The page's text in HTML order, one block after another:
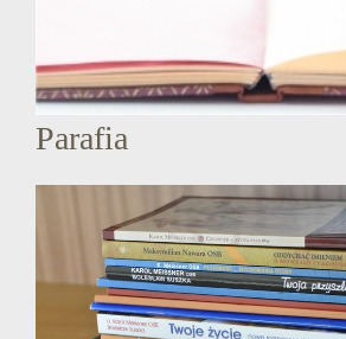
Parafia